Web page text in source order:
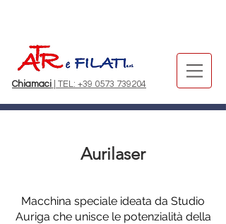
Chiamaci | TEL: +39 0573 739204
Aurilaser
Macchina speciale ideata da Studio
Auriga che unisce le potenzialità della